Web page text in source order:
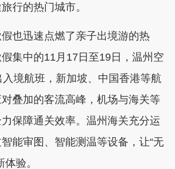
行的热门城市。
迅速点燃了亲子出境游的热
集中的11月17日至19日，温州空
境航班，新加坡、中国香港等航
叠加的客流高峰，机场与海关等
保障通关效率。温州海关充分运
能审图、智能测温等设备，让“无
验。